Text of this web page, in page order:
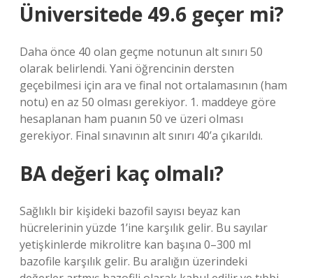
Üniversitede 49.6 geçer mi?
Daha önce 40 olan geçme notunun alt sınırı 50
olarak belirlendi. Yani öğrencinin dersten
geçebilmesi için ara ve final not ortalamasının (ham
notu) en az 50 olması gerekiyor. 1. maddeye göre
hesaplanan ham puanın 50 ve üzeri olması
gerekiyor. Final sınavının alt sınırı 40’a çıkarıldı.
BA değeri kaç olmalı?
Sağlıklı bir kişideki bazofil sayısı beyaz kan
hücrelerinin yüzde 1’ine karşılık gelir. Bu sayılar
yetişkinlerde mikrolitre kan başına 0–300 ml
bazofile karşılık gelir. Bu aralığın üzerindeki